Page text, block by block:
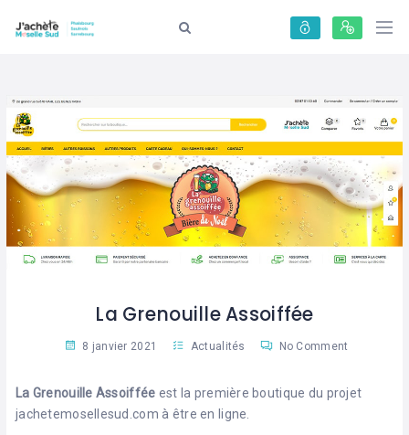
La Grenouille Assoiffée
8 janvier 2021 Actualités No Comment
La Grenouille Assoiffée est la première boutique du projet
jachetemosellesud.com à être en ligne.